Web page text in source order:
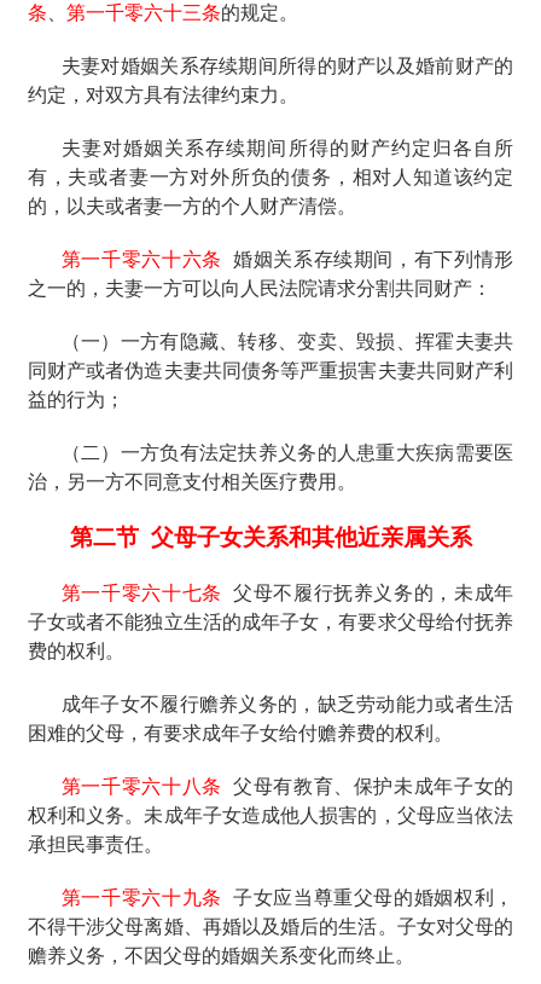
条
第一千零六十三条的规定。
夫妻对婚姻关系存续期间所得的财产以及婚前财产的
约定，对双方具有法律约束力。
夫妻对婚姻关系存续期间所得的财产约定归各自所
有，夫或者妻一方对外所负的债务，相对人知道该约定
的，以夫或者妻一方的个人财产清偿。
第一千零六十六条
婚姻关系存续期间，有下列情形
之一的，夫妻一方可以向人民法院请求分割共同财产：
（一）一方有隐藏、转移、变卖、毁损、挥霍夫妻共
同财产或者伪造夫妻共同债务等严重损害夫妻共同财产利
益的行为；
（二）一方负有法定扶养义务的人患重大疾病需要医
治，另一方不同意支付相关医疗费用。
第二节 父母子女关系和其他近亲属关系
第一千零六十七条
父母不履行抚养义务的，未成年
子女或者不能独立生活的成年子女，有要求父母给付抚养
费的权利。
成年子女不履行赡养义务的，缺乏劳动能力或者生活
困难的父母，有要求成年子女给付赡养费的权利。
第一千零六十八条
父母有教育、保护未成年子女的
权利和义务。未成年子女造成他人损害的，父母应当依法
承担民事责任。
第一千零六十九条
子女应当尊重父母的婚姻权利，
不得干涉父母离婚、再婚以及婚后的生活。子女对父母的
赡养义务，不因父母的婚姻关系变化而终止。